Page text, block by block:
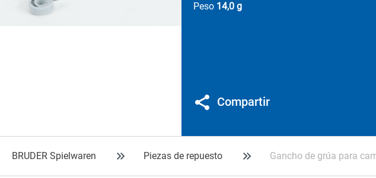
Peso 14,0 g
Compartir
BRUDER Spielwaren Piezas de repuesto Gancho de grúa para